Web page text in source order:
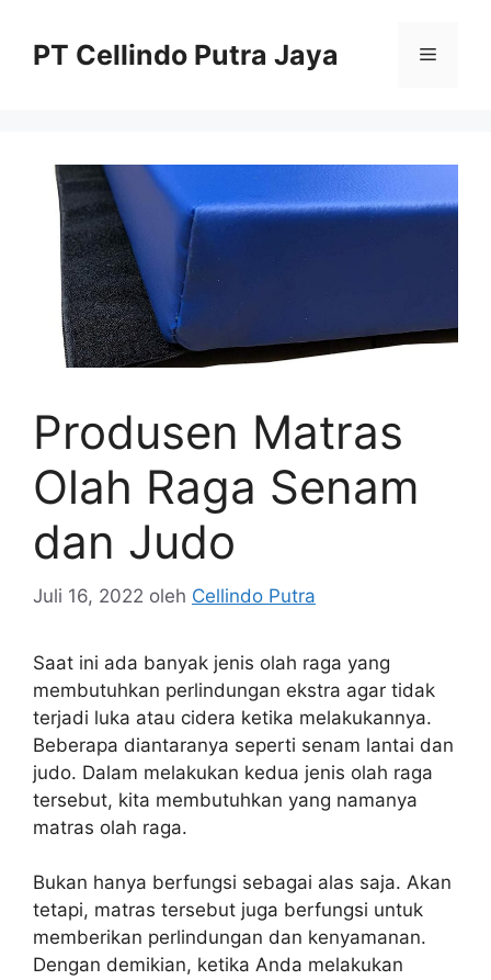
PT Cellindo Putra Jaya Menu
Produsen Matras
Olah Raga Senam
dan Judo
Juli 16, 2022 oleh Cellindo Putra
Saat ini ada banyak jenis olah raga yang
membutuhkan perlindungan ekstra agar tidak
terjadi luka atau cidera ketika melakukannya.
Beberapa diantaranya seperti senam lantai dan
judo. Dalam melakukan kedua jenis olah raga
tersebut, kita membutuhkan yang namanya
matras olah raga.
Bukan hanya berfungsi sebagai alas saja. Akan
tetapi, matras tersebut juga berfungsi untuk
memberikan perlindungan dan kenyamanan.
Dengan demikian, ketika Anda melakukan